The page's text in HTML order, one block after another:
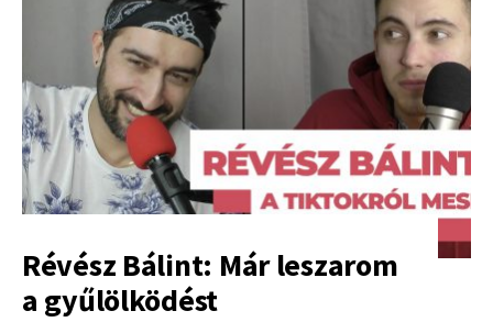
Révész Bálint: Már leszarom
a gyűlölködést